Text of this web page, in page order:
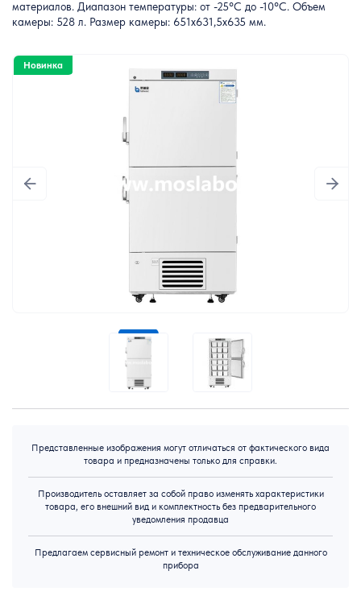
материалов. Диапазон температуры: от -25°C до -10°C. Объем
камеры: 528 л. Размер камеры: 651х631,5х635 мм.
Новинка
Представленные изображения могут отличаться от фактического вида
товара и предназначены только для справки.
Производитель оставляет за собой право изменять характеристики
товара, его внешний вид и комплектность без предварительного
уведомления продавца
Предлагаем сервисный ремонт и техническое обслуживание данного
прибора